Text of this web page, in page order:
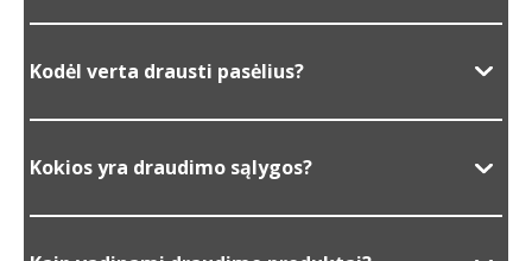
Kodėl verta drausti pasėlius?
Kokios yra draudimo sąlygos?